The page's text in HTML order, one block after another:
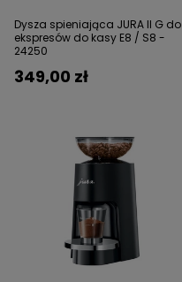
Dysza spieniająca JURA II G do
ekspresów do kasy E8 / S8 -
24250
349,00 zł